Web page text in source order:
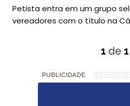
Petista entra em um grupo
vereadores com o título na
1 de 1